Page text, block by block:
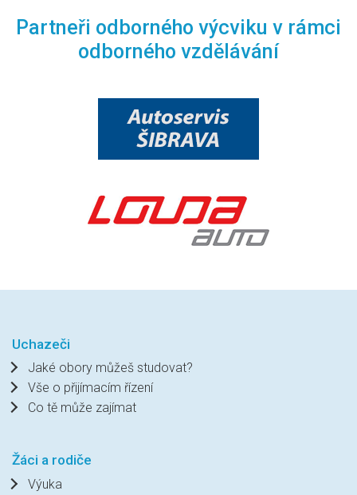
Partneři odborného výcviku v rámci
odborného vzdělávání
Uchazeči
Jaké obory můžeš studovat?
Vše o přijímacím řízení
Co tě může zajímat
Žáci a rodiče
Výuka